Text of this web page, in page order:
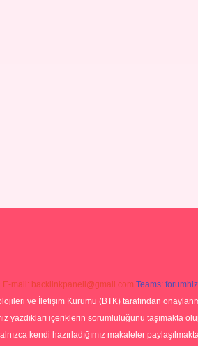
E-mail: backlinkpaneli@gmail.com Teams:
ve İletişim Kurumu (BTK) tarafından
yazdıkları içeriklerin sorumluluğunu
kendi hazırladığımız makaleler